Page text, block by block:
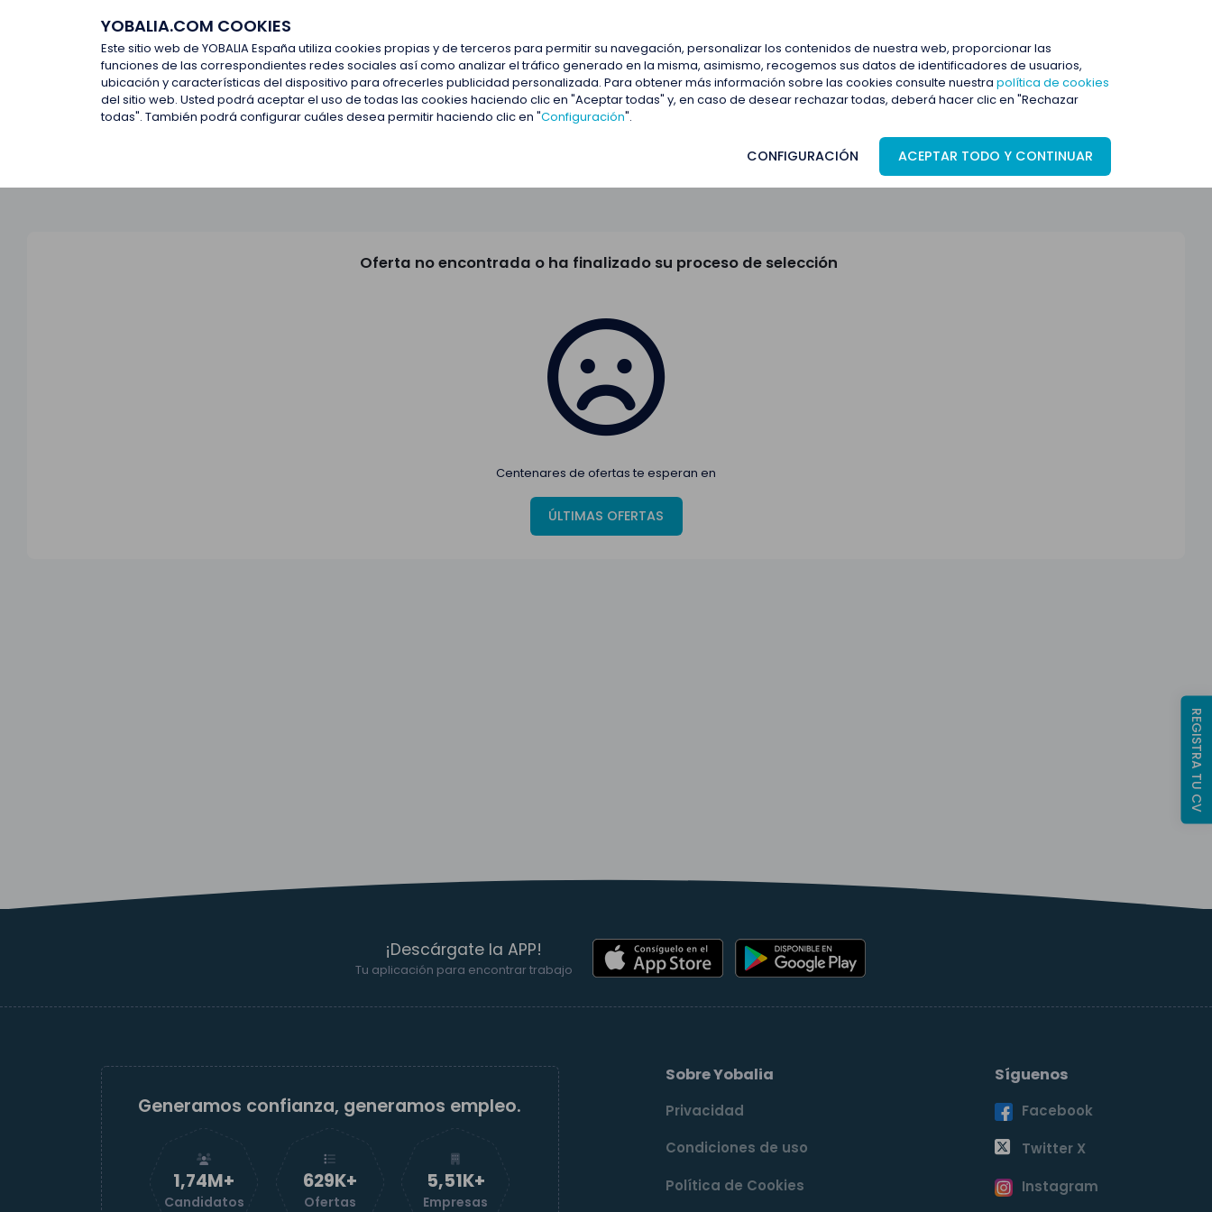
YOBALIA.COM COOKIES
Este sitio web de YOBALIA España utiliza cookies propias y de terceros para permitir su navegación, personalizar los contenidos de nuestra web, proporcionar las
funciones de las correspondientes redes sociales así como analizar el tráfico generado en la misma, asimismo, recogemos sus datos de identificadores de usuarios,
ubicación y características del dispositivo para ofrecerles publicidad personalizada. Para obtener más información sobre las cookies consulte nuestra política de cookies
del sitio web. Usted podrá aceptar el uso de todas las cookies haciendo clic en "Aceptar todas" y, en caso de desear rechazar todas, deberá hacer clic en "Rechazar
todas". También podrá configurar cuáles desea permitir haciendo clic en "Configuración".
CONFIGURACIÓN ACEPTAR TODO Y CONTINUAR
Últimas ofertas
Últimas ofertas
Oferta no encontrada o ha finalizado su proceso de selección
Centenares de ofertas te esperan en
ÚLTIMAS OFERTAS
¡Descárgate la APP!
Tu aplicación para encontrar trabajo
Generamos confianza, generamos empleo.
1,74M+
Candidatos
629K+
Ofertas
5,52K+
Empresas
Sobre Yobalia
Privacidad
Condiciones de uso
Política de Cookies
Síguenos
Facebook
Twitter X
Instagram
REGISTRA TU CV